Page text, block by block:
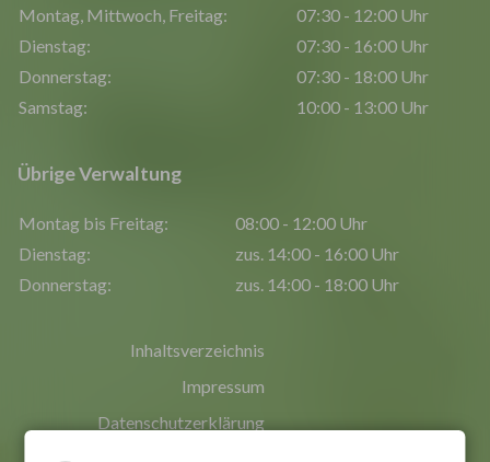
Montag, Mittwoch, Freitag:
Dienstag:
Donnerstag:
Samstag:
07:30 - 12:00 Uhr
07:30 - 16:00 Uhr
07:30 - 18:00 Uhr
10:00 - 13:00 Uhr
Übrige Verwaltung
Montag bis Freitag:
Dienstag:
Donnerstag:
08:00 - 12:00 Uhr
zus. 14:00 - 16:00 Uhr
zus. 14:00 - 18:00 Uhr
Inhaltsverzeichnis
Impressum
Datenschutzerklärung